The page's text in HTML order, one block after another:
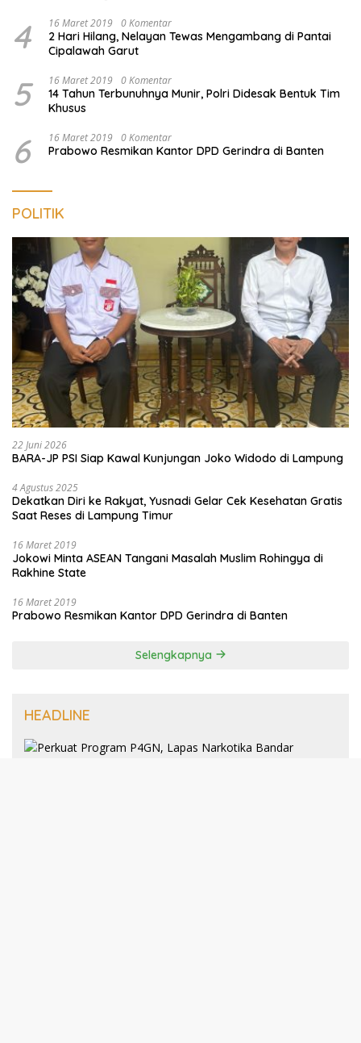
4 16 Maret 2019 0 Komentar
2 Hari Hilang, Nelayan Tewas Mengambang di Pantai
Cipalawah Garut
5 16 Maret 2019 0 Komentar
14 Tahun Terbunuhnya Munir, Polri Didesak Bentuk Tim
Khusus
6 16 Maret 2019 0 Komentar
Prabowo Resmikan Kantor DPD Gerindra di Banten
POLITIK
22 Juni 2026
BARA-JP PSI Siap Kawal Kunjungan Joko Widodo di Lampung
4 Agustus 2025
Dekatkan Diri ke Rakyat, Yusnadi Gelar Cek Kesehatan Gratis
Saat Reses di Lampung Timur
16 Maret 2019
Jokowi Minta ASEAN Tangani Masalah Muslim Rohingya di
Rakhine State
16 Maret 2019
Prabowo Resmikan Kantor DPD Gerindra di Banten
Selengkapnya
HEADLINE